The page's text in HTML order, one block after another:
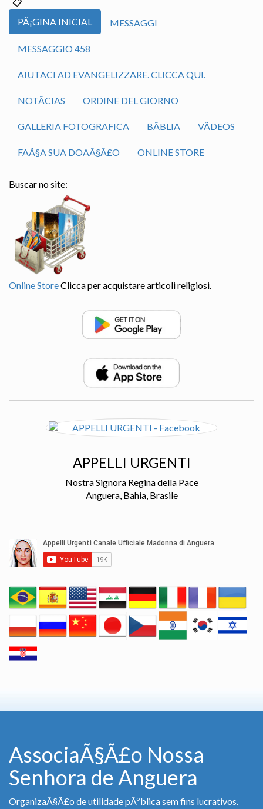
PÃ¡GINA INICIAL MESSAGGI
MESSAGGIO 458
AIUTACI AD EVANGELIZZARE. CLICCA QUI.
NOTÃ­CIAS ORDINE DEL GIORNO
GALLERIA FOTOGRAFICA BÃ­BLIA VÃ­DEOS
FAÃ§A SUA DOAÃ§Ã£O ONLINE STORE
Buscar no site:
Online StoreClicca per acquistare articoli religiosi.
APPELLI URGENTI
Nostra Signora Regina della Pace
Anguera, Bahia, Brasile
AssociaÃ§Ã£o Nossa
Senhora de Anguera
OrganizaÃ§Ã£o de utilidade pÃºblica sem fins lucrativos.